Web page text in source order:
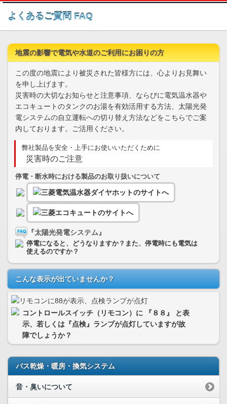
このページの本文へ
よくあるご質問 FAQ
地震の影響で電気や水道のご利用にお困りの方
この度の地震により被災された皆様方には、心よりお見舞い
を申し上げます。
災害時の大切なお知らせと注意事項、ならびに電気温水器や
エコキュートのタンクのお湯を有効活用する方法、太陽光発
電システムの自立運転への切り替え方法などをこちらでご案
内しております。ご活用ください。
弊社製品を安全・上手にお使いいただくために
災害時のご注意
停電・断水時における製品のお取り扱いについて
『太陽光発電システム』
停電になると、どうなりますか？また、停電時にも電気は
使えるのですか？
こんな表示が出ていませんか？
コントロールスイッチ（リモコン）に 『８８』 と表
示、若しくは『点検』ランプが点灯していますが故
障でしょうか？
バス乾燥・暖房・換気システム
音・臭いについて